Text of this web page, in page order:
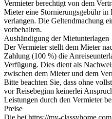
Vermieter berechtigt von dem
Mieter eine Stornierungsgebühr in
verlangen. Die Geltendmachung
vorbehalten.
Aushändigung der Mietunterlagen
Der Vermieter stellt dem Mieter
Zahlung (100 %) die
Verfügung. Dies dient als
zwischen dem Mieter und dem
Bitte beachten Sie, dass ohne
vor Reisebeginn keinerlei
Leistungen durch den Vermieter
Preise
Die bei https://my-